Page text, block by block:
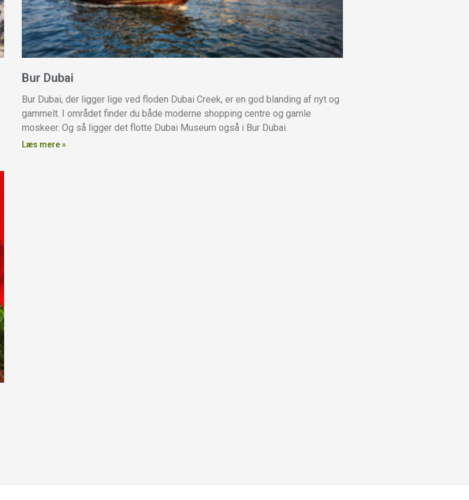
Bur Dubai
Bur Dubai, der ligger lige ved floden Dubai Creek, er en god blanding af nyt og
gammelt. I området finder du både moderne shopping centre og gamle
moskeer. Og så ligger det flotte Dubai Museum også i Bur Dubai.
Læs mere »